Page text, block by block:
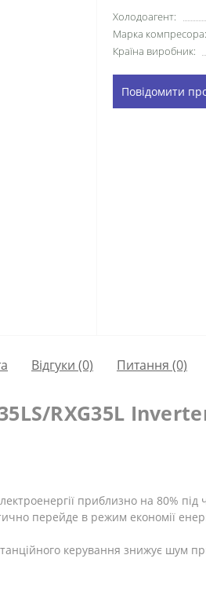
Xолодоагент:
Марка компресора:
Країна виробник:
Повідомити
Відгуки (0) Питання (0)
RXG35L
приблизно на 80%
перейде в режим економії
керування знижує шум